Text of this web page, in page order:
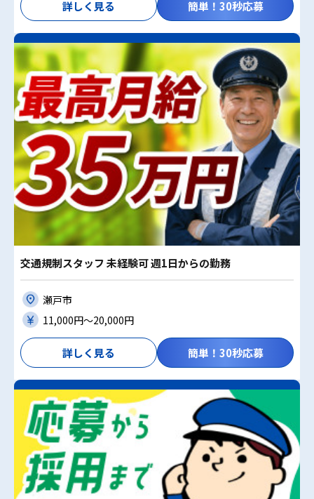
詳しく見る 簡単！30秒応募
交通規制スタッフ 未経験可 週1日からの勤務
瀬戸市
11,000円〜20,000円
詳しく見る 簡単！30秒応募